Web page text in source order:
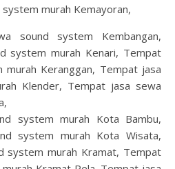
murah Kemayoran,
sound system Kembangan,
system murah Kenari, Tempat
Keranggan, Tempat jasa
Klender, Tempat jasa sewa
system murah Kota Bambu,
system murah Kota Wisata,
system murah Kramat, Tempat